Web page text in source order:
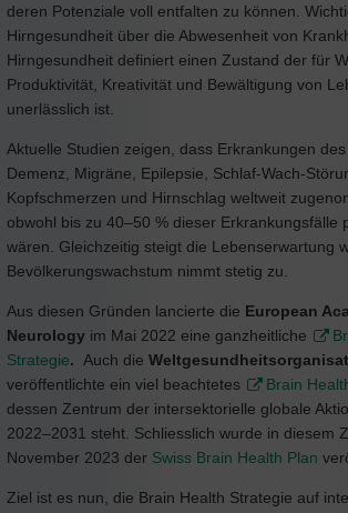
deren Potenziale voll entfalten zu können.
Hirngesundheit über die Abwesenheit von
Hirngesundheit definiert einen Zustand der für
Produktivität, Kreativität und Bewältigung von
unerlässlich ist.
Aktuelle Studien zeigen, dass Erkrankungen
Demenz, Migräne, Epilepsie, Schlaf-Wach-
Kopfschmerzen und Hirnschlag weltweit
obwohl bis zu 40–50 % dieser Erkrankungsfälle
wären. Gleichzeitig steigt die Lebenserwartung
Bevölkerungswachstum nimmt stetig zu.
Aus diesen Gründen lancierte die European
Neurology im Mai 2022 eine ganzheitliche
Strategie. Auch die
veröffentlichte ein viel beachtetes
Brain
dessen Zentrum der intersektorielle globale
2022–2031 steht. Schliesslich wurde in diesem
November 2023 der Swiss Brain Health Plan
Ziel ist es nun, die Brain Health Strategie auf